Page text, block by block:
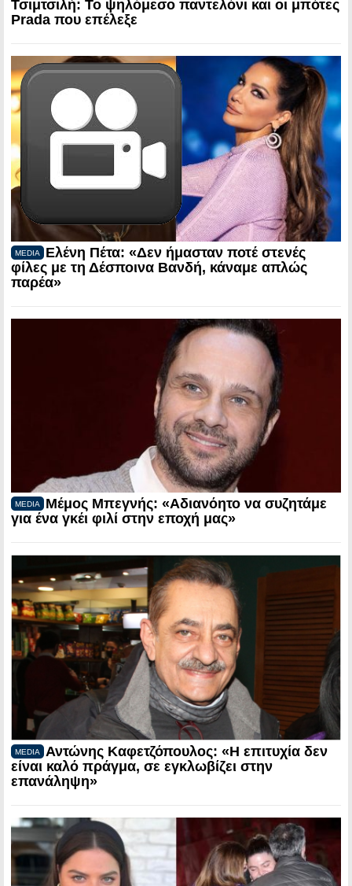
Τσιμτσιλή: Το ψηλόμεσο παντελόνι και οι μπότες
Prada που επέλεξε
MEDIA
Ελένη Πέτα: «Δεν ήμασταν ποτέ στενές
φίλες με τη Δέσποινα Βανδή, κάναμε απλώς
παρέα»
MEDIA
Μέμος Μπεγνής: «Αδιανόητο να συζητάμε
για ένα γκέι φιλί στην εποχή μας»
MEDIA
Αντώνης Καφετζόπουλος: «Η επιτυχία δεν
είναι καλό πράγμα, σε εγκλωβίζει στην
επανάληψη»